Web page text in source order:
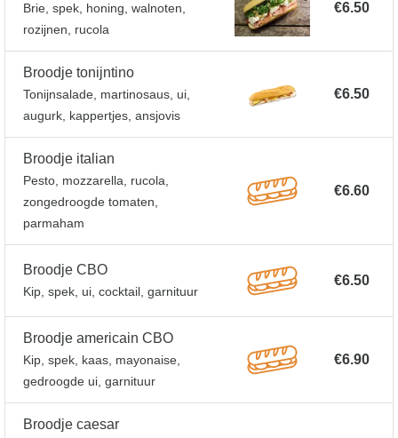
Brie, spek, honing, walnoten,
rozijnen, rucola
€6.50
Broodje tonijntino
Tonijnsalade, martinosaus, ui,
augurk, kappertjes, ansjovis
€6.50
Broodje italian
Pesto, mozzarella, rucola,
zongedroogde tomaten,
parmaham
€6.60
Broodje CBO
Kip, spek, ui, cocktail, garnituur
€6.50
Broodje americain CBO
Kip, spek, kaas, mayonaise,
gedroogde ui, garnituur
€6.90
Broodje caesar